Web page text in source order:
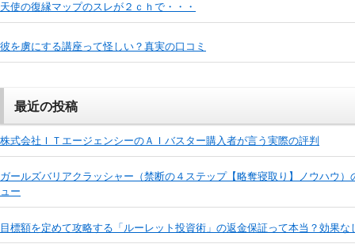
天使の復縁マップのスレが２ｃｈで・・・
彼を虜にする講座って怪しい？真実の口コミ
最近の投稿
株式会社ＩＴエージェンシーのＡＩバスター購入者が言う実際の評判
ガールズバリアクラッシャー（禁断の４ステップ【略奪寝取り】ノウハウ
ュー
目標額を定めて攻略する「ルーレット投資術」の返金保証って本当？効果な